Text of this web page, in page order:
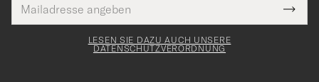
Mail
Adresse
Tack
för
LESEN SIE DAZU AUCH UNSERE
DATENSCHUTZVERORDNUNG